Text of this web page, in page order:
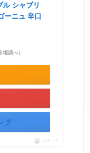
ル シャブリ
ーニュ 辛口
調べ）
グ
ポチップ